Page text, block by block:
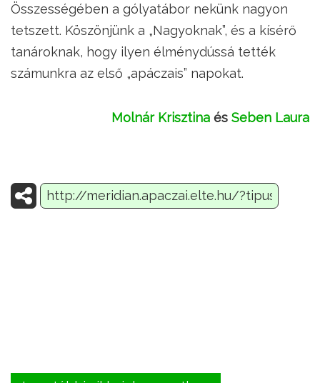
Összességében a gólyatábor nekünk nagyon
tetszett. Köszönjünk a „Nagyoknak”, és a kísérő
tanároknak, hogy ilyen élménydússá tették
számunkra az első „apáczais” napokat.
Molnár Krisztina és Seben Laura